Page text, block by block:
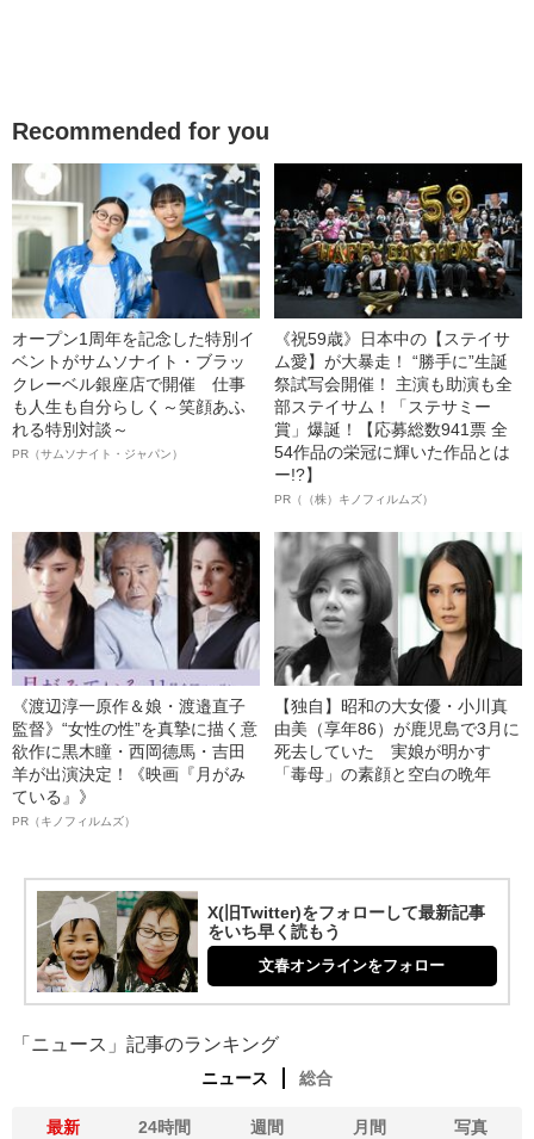
Recommended for you
オープン1周年を記念した特別イ
ベントがサムソナイト・ブラッ
クレーベル銀座店で開催 仕事
も人生も自分らしく～笑顔あふ
れる特別対談～
PR（サムソナイト・ジャパン）
《祝59歳》日本中の【ステイサ
ム愛】が大暴走！ “勝手に”生誕
祭試写会開催！ 主演も助演も全
部ステイサム！「ステサミー
賞」爆誕！【応募総数941票 全
54作品の栄冠に輝いた作品とは
ー!?】
PR（（株）キノフィルムズ）
《渡辺淳一原作＆娘・渡邉直子
監督》“女性の性”を真摯に描く意
欲作に黒木瞳・西岡德馬・吉田
羊が出演決定！《映画『月がみ
ている』》
PR（キノフィルムズ）
【独自】昭和の大女優・小川真
由美（享年86）が鹿児島で3月に
死去していた 実娘が明かす
「毒母」の素顔と空白の晩年
X(旧Twitter)をフォローして最新記事
をいち早く読もう
文春オンラインをフォロー
「ニュース」記事のランキング
ニュース 総合
最新 24時間 週間 月間 写真